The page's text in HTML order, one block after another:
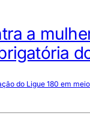
a
do Ligue 180 em